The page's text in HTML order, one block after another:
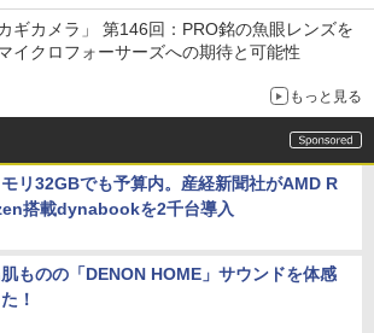
ギカメラ」 第146回：PRO銘の魚眼レンズを
イクロフォーサーズへの期待と可能性
もっと見る
リ32GBでも予算内。産経新聞社がAMD R
搭載dynabookを2千台導入
ものの「DENON HOME」サウンドを体感
！